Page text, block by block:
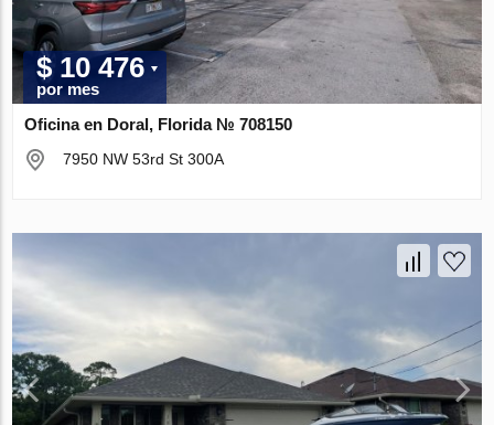
$ 10 476
por mes
Oficina en Doral, Florida № 708150
7950 NW 53rd St 300A